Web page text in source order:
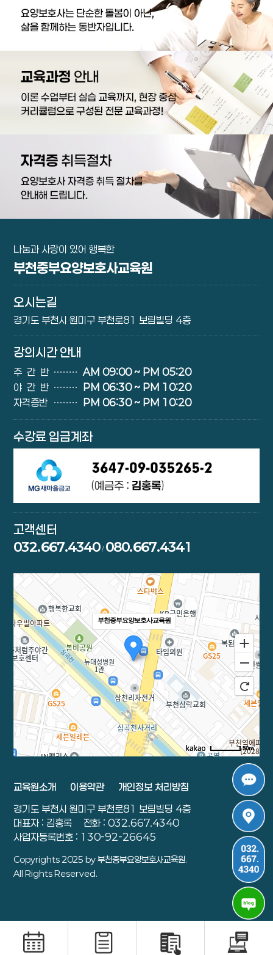
나눔과 사랑이 있어 행복한
부천중부요양보호사교육원
오시는길
경기도 부천시 원미구 부천로81 보림빌딩 4층
강의시간 안내
주간반 ∙∙∙∙∙∙∙∙AM 09:00 ~ PM 05:20
야간반 ∙∙∙∙∙∙∙∙
PM 06:30 ~ PM 10:20
자격증반 ∙∙∙∙∙∙∙∙ PM 06:30 ~ PM 10:20
수강료 입금계좌
고객센터
032.667.4340/ 080.667.4341
부천중부요양보호사교육원
50m
지도 크게 보기
주소
경기 부천시 원미구 부천로 81 보림빌딩 4층
전화
032-667-4340
교육원소개 이용약관
개인정보 처리방침
경기도 부천시 원미구 부천로81 보림빌딩 4층
대표자 : 김홍록
전화 : 032.667.4340
사업자등록번호 : 130-92-26645
Copyrights 2025 by 부천중부요양보호사교육원.
All Rights Reserved.